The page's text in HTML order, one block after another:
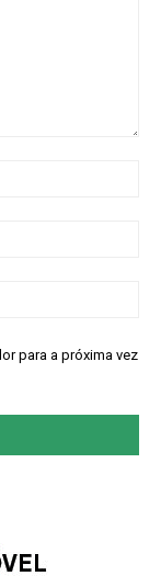
para a próxima vez